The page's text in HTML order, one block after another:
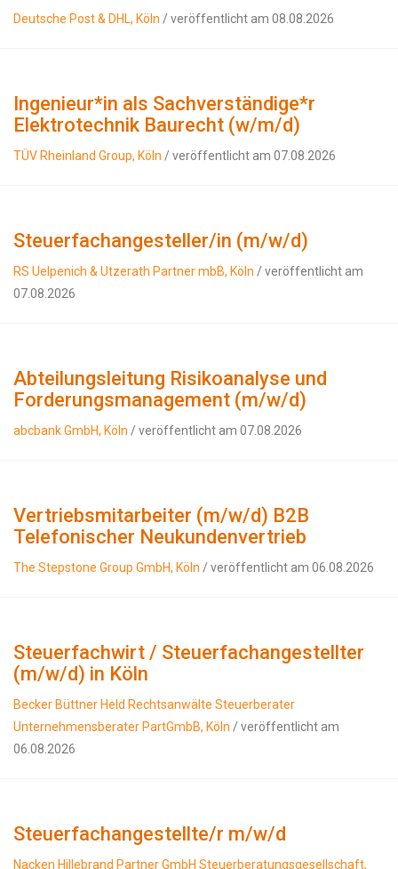
Deutsche Post & DHL, Köln / veröffentlicht am 08.08.2026
Ingenieur*in als Sachverständige*r
Elektrotechnik Baurecht (w/m/d)
TÜV Rheinland Group, Köln / veröffentlicht am 07.08.2026
Steuerfachangesteller/in (m/w/d)
RS Uelpenich & Utzerath Partner mbB, Köln / veröffentlicht am
07.08.2026
Abteilungsleitung Risikoanalyse und
Forderungsmanagement (m/w/d)
abcbank GmbH, Köln / veröffentlicht am 07.08.2026
Vertriebsmitarbeiter (m/w/d) B2B
Telefonischer Neukundenvertrieb
The Stepstone Group GmbH, Köln / veröffentlicht am 06.08.2026
Steuerfachwirt / Steuerfachangestellter
(m/w/d) in Köln
Becker Büttner Held Rechtsanwälte Steuerberater
Unternehmensberater PartGmbB, Köln / veröffentlicht am
06.08.2026
Steuerfachangestellte/r m/w/d
Nacken Hillebrand Partner GmbH Steuerberatungsgesellschaft,